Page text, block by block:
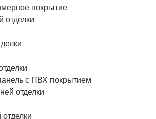
покрытие
отделки
с ПВХ покрытием
отделки